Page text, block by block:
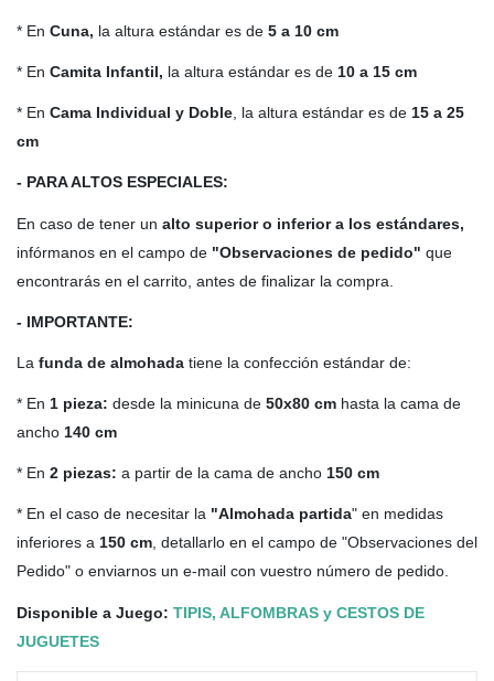
* En Cuna, la altura estándar es de 5 a 10 cm
* En Camita Infantil, la altura estándar es de 10 a 15 cm
* En Cama Individual y Doble , la altura estándar es de 15 a 25
cm
- PARA ALTOS ESPECIALES:
En caso de tener un alto superior o inferior a los estándares,
infórmanos en el campo de "Observaciones de pedido" que
encontrarás en el carrito, antes de finalizar la compra.
- IMPORTANTE:
La funda de almohada tiene la confección estándar de:
* En 1 pieza: desde la minicuna de 50x80 cm hasta la cama de
ancho 140 cm
* En 2 piezas: a partir de la cama de ancho 150 cm
* En el caso de necesitar la "Almohada partida" en medidas
inferiores a 150 cm, detallarlo en el campo de "Observaciones del
Pedido" o enviarnos un e-mail con vuestro número de pedido.
Disponible a Juego: TIPIS, ALFOMBRAS y CESTOS DE
JUGUETES